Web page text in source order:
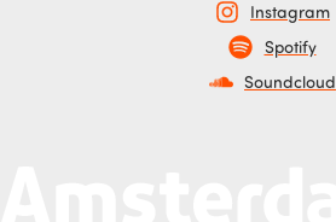
Instagram
Spotify
Soundcloud